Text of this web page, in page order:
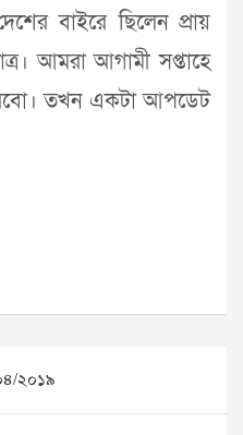
বাইরে ছিলেন প্রায়
আমরা আগামী সপ্তাহে
তখন একটা আপডেট
২০১৯